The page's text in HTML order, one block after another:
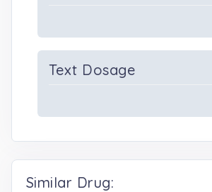
Text Dosage
Similar Drug: